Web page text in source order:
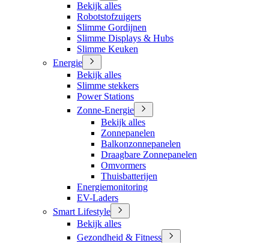
Bekijk alles
Robotstofzuigers
Slimme Gordijnen
Slimme Displays & Hubs
Slimme Keuken
Energie
Bekijk alles
Slimme stekkers
Power Stations
Zonne-Energie
Bekijk alles
Zonnepanelen
Balkonzonnepanelen
Draagbare Zonnepanelen
Omvormers
Thuisbatterijen
Energiemonitoring
EV-Laders
Smart Lifestyle
Bekijk alles
Gezondheid & Fitness